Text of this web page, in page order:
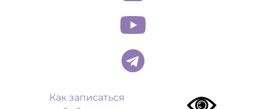
Как записаться